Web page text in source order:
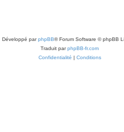
Développé parphpBB® Forum Software © phpBB
Traduit parphpBB-fr.com
Confidentialité | Conditions